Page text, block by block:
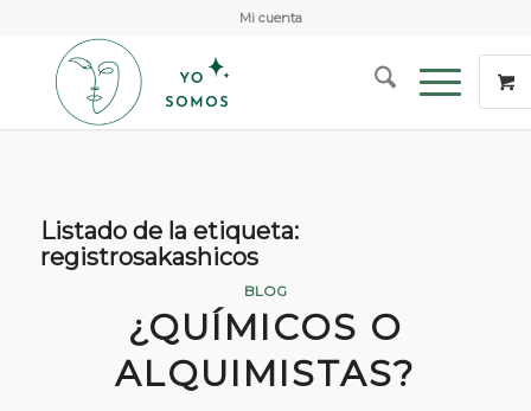
Mi cuenta
Listado de la etiqueta:
registrosakashicos
BLOG
¿QUÍMICOS O
ALQUIMISTAS?